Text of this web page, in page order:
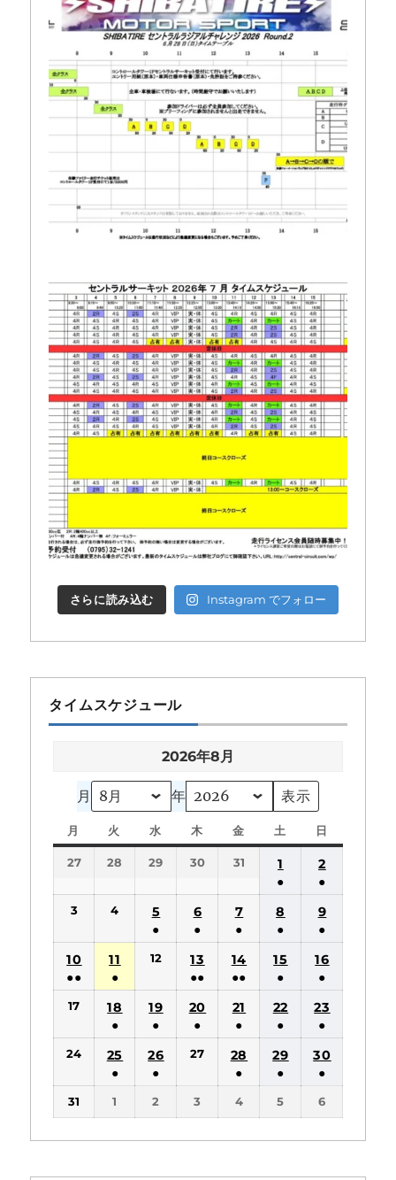
さらに読み込む Instagram でフォロー
タイムスケジュール
2026年8月
月 年
月
曜
日
火
曜
日
水
曜
日
木
曜
日
金
曜
土
曜
日
曜
27 28 29 30 31
1
●
(1
件
の
イ
ベ
ン
ト)
2
●
(1
件
の
イ
ベ
ン
ト)
3 4
5
●
(1
の
イ
ベ
ン
ト)
6
●
(1
件
の
イ
ベ
ン
7
●
(1
件
の
イ
ベ
ン
ト)
8
●
(1
件
の
イ
ベ
ン
ト)
9
●
(1
件
の
イ
ベ
ン
ト)
10
●●
(2
の
イ
ン
ト)
11
●
(1
件
の
イ
ベ
ン
ト)
12
13
●●
(2
件
の
イ
ン
ト)
14
●●
(2
件
の
イ
ベ
ン
ト)
15
●
(1
件
の
イ
ベ
ン
ト)
16
●
(1
件
の
イ
ベ
ン
ト)
17
18
●
(1
件
イ
ン
19
●
(1
件
イ
ン
20
●
(1
イ
ン
21
●
(1
件
イ
ン
22
●
(1
件
イ
ン
23
●
(1
件
イ
ン
24
25
●
26
●
27
28
●
29
●
30
●
31 1 2 3 4 5 6